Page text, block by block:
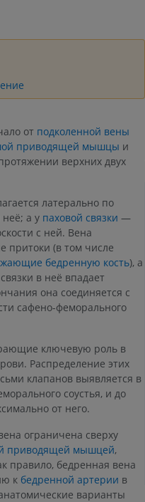
от подколенной вены
приводящей мышцы и
верхних двух
латерально по
а у паховой связки —
с ней. Вена
(в том числе
бедренную кость), а
в неё впадает
она соединяется с
сафено-феморального
ключевую роль в
Распределение этих
клапанов выявляется в
соустья, и до
от него.
ограничена сверху
приводящей мышцей,
правило, бедренная вена
к бедренной артерии в
варианты